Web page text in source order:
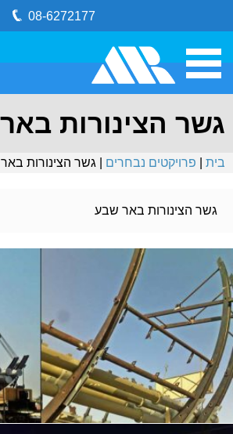
08-6272177
גשר הצינורות
בית פרויקטים נבחרים | גשר הצינורות
גשר הצינורות באר שבע